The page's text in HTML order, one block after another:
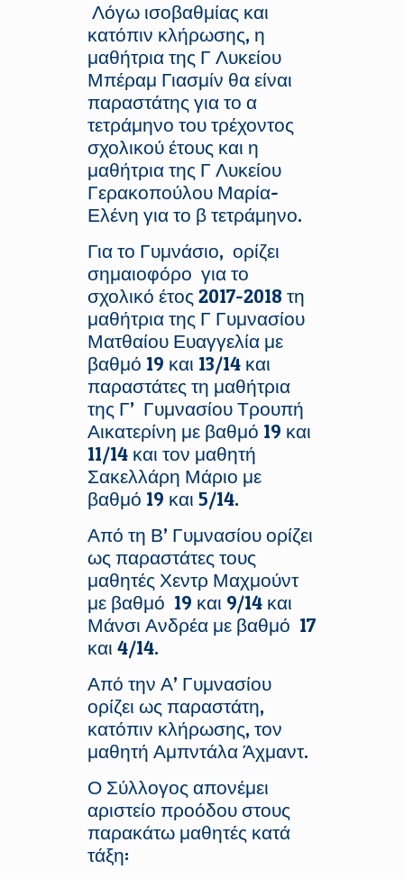
Λόγω ισοβαθμίας και
κατόπιν κλήρωσης, η
μαθήτρια της Γ Λυκείου
Μπέραμ Γιασμίν θα είναι
παραστάτης για το α
τετράμηνο του τρέχοντος
σχολικού έτους και η
μαθήτρια της Γ Λυκείου
Γερακοπούλου Μαρία-
Ελένη για το β τετράμηνο.
Για το Γυμνάσιο, ορίζει
σημαιοφόρο για το
σχολικό έτος 2017-2018 τη
μαθήτρια της Γ Γυμνασίου
Ματθαίου Ευαγγελία με
βαθμό 19 και 13/14 και
παραστάτες τη μαθήτρια
της Γ’ Γυμνασίου Τρουπή
Αικατερίνη με βαθμό 19 και
11/14 και τον μαθητή
Σακελλάρη Μάριο με
βαθμό 19 και 5/14.
Από τη Β’ Γυμνασίου ορίζει
ως παραστάτες τους
μαθητές Χεντρ Μαχμούντ
με βαθμό 19 και 9/14 και
Μάνσι Ανδρέα με βαθμό 17
και 4/14.
Από την Α’ Γυμνασίου
ορίζει ως παραστάτη,
κατόπιν κλήρωσης, τον
μαθητή Αμπντάλα Άχμαντ.
Ο Σύλλογος απονέμει
αριστείο προόδου στους
παρακάτω μαθητές κατά
τάξη: